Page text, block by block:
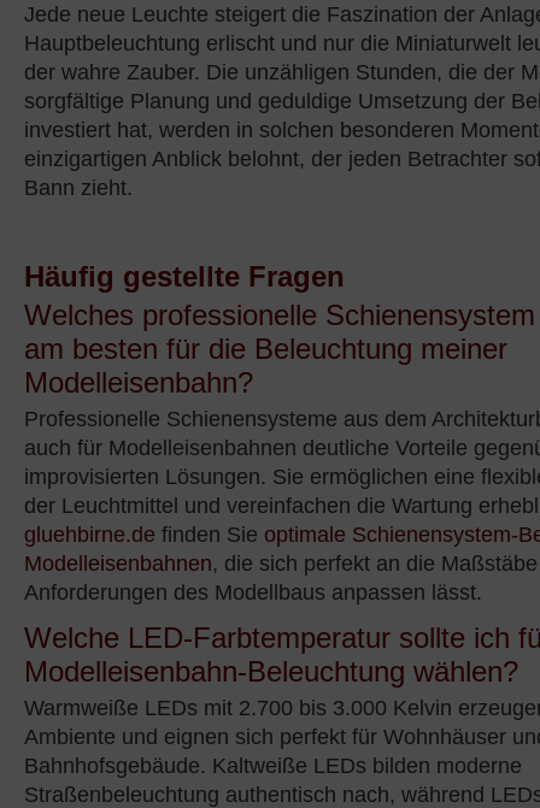
Jede neue Leuchte steigert die Faszination der
Hauptbeleuchtung erlischt und nur die Miniaturwelt
der wahre Zauber. Die unzähligen Stunden, die der
sorgfältige Planung und geduldige Umsetzung der
investiert hat, werden in solchen besonderen
einzigartigen Anblick belohnt, der jeden Betrachter
Bann zieht.
Häufig gestellte Fragen
Welches professionelle
am besten für die Beleuchtung meiner
Modelleisenbahn?
Professionelle Schienensysteme aus dem
auch für Modelleisenbahnen deutliche Vorteile
improvisierten Lösungen. Sie ermöglichen eine
der Leuchtmittel und vereinfachen die Wartung
gluehbirne.de finden Sie optimale Schienensystem-
Modelleisenbahnen, die sich perfekt an die
Anforderungen des Modellbaus anpassen lässt.
Welche LED-Farbtemperatur sollte ich
Modelleisenbahn-Beleuchtung wählen?
Warmweiße LEDs mit 2.700 bis 3.000 Kelvin
Ambiente und eignen sich perfekt für Wohnhäuser
Bahnhofsgebäude. Kaltweiße LEDs bilden moderne
Straßenbeleuchtung authentisch nach, während